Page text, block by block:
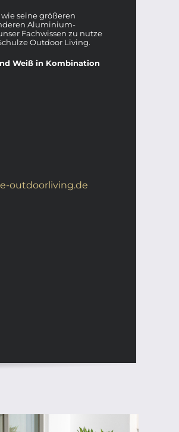
seine größeren
Aluminium-
Fachwissen zu nutze
Outdoor Living.
Weiß in Kombination
outdoorliving.de